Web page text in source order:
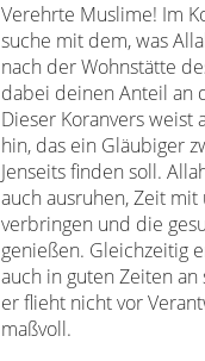
Verehrte Muslime! Im
suche mit dem, was
nach der Wohnstätte
dabei deinen Anteil an
Dieser Koranvers weist
hin, das ein Gläubiger
Jenseits finden soll.
auch ausruhen, Zeit
verbringen und die
genießen. Gleichzeitig
auch in guten Zeiten
er flieht nicht vor
maßvoll.